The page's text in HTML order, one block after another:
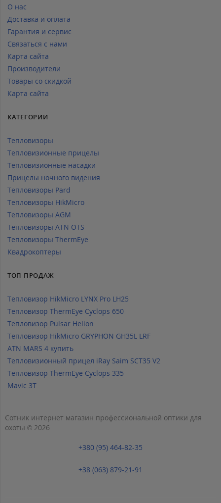
О нас
Доставка и оплата
Гарантия и сервис
Связаться с нами
Карта сайта
Производители
Товары со скидкой
Карта сайта
КАТЕГОРИИ
Тепловизоры
Тепловизионные прицелы
Тепловизионные насадки
Прицелы ночного видения
Тепловизоры Pard
Тепловизоры HikMicro
Тепловизоры AGM
Тепловизоры ATN OTS
Тепловизоры ThermEye
Квадрокоптеры
ТОП ПРОДАЖ
Тепловизор HikMicro LYNX Pro LH25
Тепловизор ThermEye Cyclops 650
Тепловизор Pulsar Helion
Тепловизор HikMicro GRYPHON GH35L LRF
ATN MARS 4 купить
Тепловизионный прицел iRay Saim SCT35 V2
Тепловизор ThermEye Cyclops 335
Mavic 3T
Сотник интернет магазин профессиональной оптики для
охоты © 2026
+380 (95) 464-82-35
+38 (063) 879-21-91